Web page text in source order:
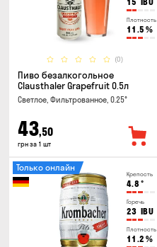
Плотность
11.5 %
(0)
Пиво безалкогольное
Clausthaler Grapefruit 0.5л
Светлое, Фильтрованное, 0.25°
43,50
грн за 1 шт
Крепость
4.8 °
Горечь
23 IBU
Плотность
11.2 %
Только онлайн